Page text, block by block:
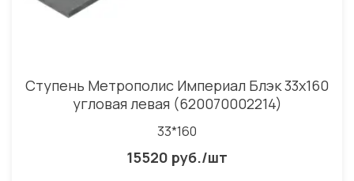
Ступень Метрополис Империал Блэк 33x160
угловая левая (620070002214)
33*160
15520 руб./шт